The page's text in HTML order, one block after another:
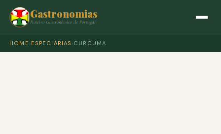
Gastronomias
Roteiro Gastronómico de Portugal
HOME › ESPECIARIAS › CURCUMA